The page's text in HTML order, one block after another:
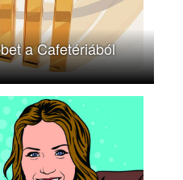
a Cafetériából